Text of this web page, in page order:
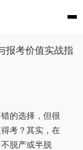
报考价值实战指
的选择，但很
考？其实，在
脱产或半脱